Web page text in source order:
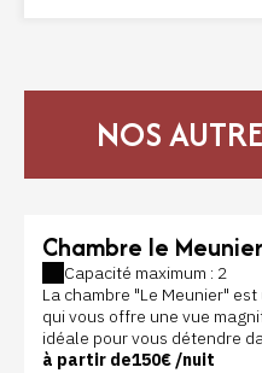
NOS
Chambre le Meunier
Capacité maximum : 2
La chambre "Le Meunier"
qui vous offre une vue
idéale pour vous détendre
à partir de150€ /nuit